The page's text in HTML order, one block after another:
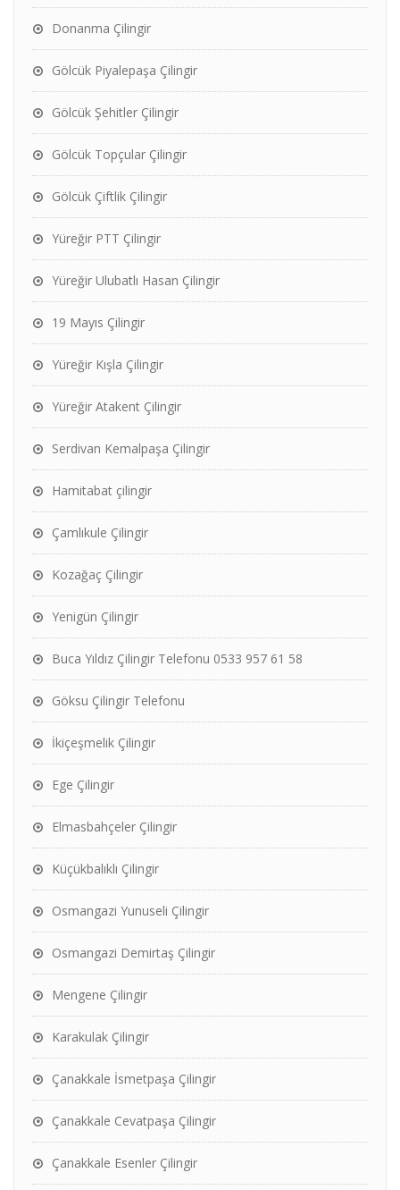
Donanma Çilingir
Gölcük Piyalepaşa Çilingir
Gölcük Şehitler Çilingir
Gölcük Topçular Çilingir
Gölcük Çiftlik Çilingir
Yüreğir PTT Çilingir
Yüreğir Ulubatlı Hasan Çilingir
19 Mayıs Çilingir
Yüreğir Kışla Çilingir
Yüreğir Atakent Çilingir
Serdivan Kemalpaşa Çilingir
Hamitabat çilingir
Çamlıkule Çilingir
Kozağaç Çilingir
Yenigün Çilingir
Buca Yıldız Çilingir Telefonu 0533 957 61 58
Göksu Çilingir Telefonu
İkiçeşmelik Çilingir
Ege Çilingir
Elmasbahçeler Çilingir
Küçükbalıklı Çilingir
Osmangazi Yunuseli Çilingir
Osmangazi Demirtaş Çilingir
Mengene Çilingir
Karakulak Çilingir
Çanakkale İsmetpaşa Çilingir
Çanakkale Cevatpaşa Çilingir
Çanakkale Esenler Çilingir